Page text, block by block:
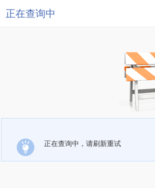
正在查询中
正在查询中，请刷新重试